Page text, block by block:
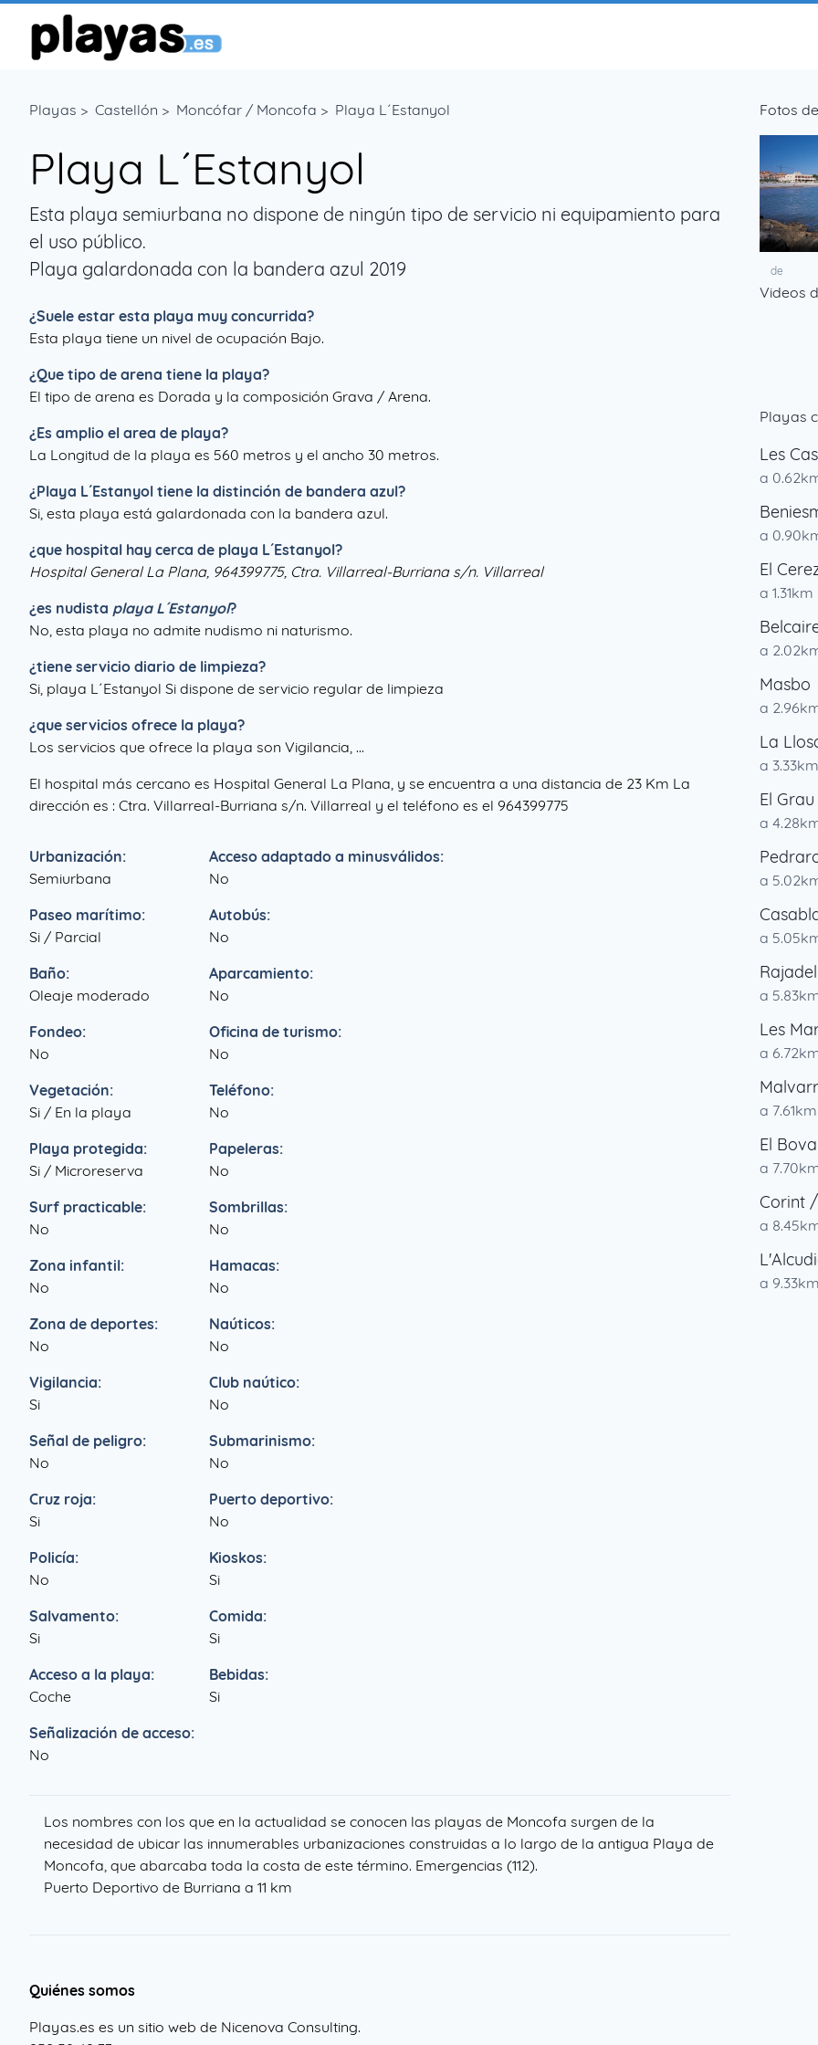
Playas > Castellón > Moncófar / Moncofa > Playa L´Estanyol
Playa L´Estanyol
Esta playa semiurbana no dispone de ningún tipo de servicio ni equipamiento para
el uso público.
Playa galardonada con la bandera azul 2019
¿Suele estar esta playa muy concurrida?
Esta playa tiene un nivel de ocupación Bajo.
¿Que tipo de arena tiene la playa?
El tipo de arena es Dorada y la composición Grava / Arena.
¿Es amplio el area de playa?
La Longitud de la playa es 560 metros y el ancho 30 metros.
¿Playa L´Estanyol tiene la distinción de bandera azul?
Si, esta playa está galardonada con la bandera azul.
¿que hospital hay cerca de playa L´Estanyol?
Hospital General La Plana, 964399775, Ctra. Villarreal-Burriana s/n. Villarreal
¿es nudista playa L´Estanyol?
No, esta playa no admite nudismo ni naturismo.
¿tiene servicio diario de limpieza?
Si, playa L´Estanyol Si dispone de servicio regular de limpieza
¿que servicios ofrece la playa?
Los servicios que ofrece la playa son Vigilancia, ...
El hospital más cercano es Hospital General La Plana, y se encuentra a una distancia de 23 Km La
dirección es : Ctra. Villarreal-Burriana s/n. Villarreal y el teléfono es el 964399775
Urbanización:
Semiurbana
Paseo marítimo:
Si / Parcial
Baño:
Oleaje moderado
Fondeo:
No
Vegetación:
Si / En la playa
Playa protegida:
Si / Microreserva
Surf practicable:
No
Zona infantil:
No
Zona de deportes:
No
Vigilancia:
Si
Señal de peligro:
No
Cruz roja:
Si
Policía:
No
Salvamento:
Si
Acceso a la playa:
Coche
Señalización de acceso:
No
Acceso adaptado a minusválidos:
No
Autobús:
No
Aparcamiento:
No
Oficina de turismo:
No
Teléfono:
No
Papeleras:
No
Sombrillas:
No
Hamacas:
No
Naúticos:
No
Club naútico:
No
Submarinismo:
No
Puerto deportivo:
No
Kioskos:
Si
Comida:
Si
Bebidas:
Si
Los nombres con los que en la actualidad se conocen las playas de Moncofa surgen de la
necesidad de ubicar las innumerables urbanizaciones construidas a lo largo de la antigua Playa de
Moncofa, que abarcaba toda la costa de este término. Emergencias (112).
Puerto Deportivo de Burriana a 11 km
Fotos
de
Videos
Playas
Les
a
a
El
a 1.31km
a
Masbo
a
La
a 3.33km
El Grau
a
a
a
a
Les
a
a 7.61km
El
a
Corint
a
a
Quiénes somos
Playas.es es un sitio web de Nicenova Consulting.